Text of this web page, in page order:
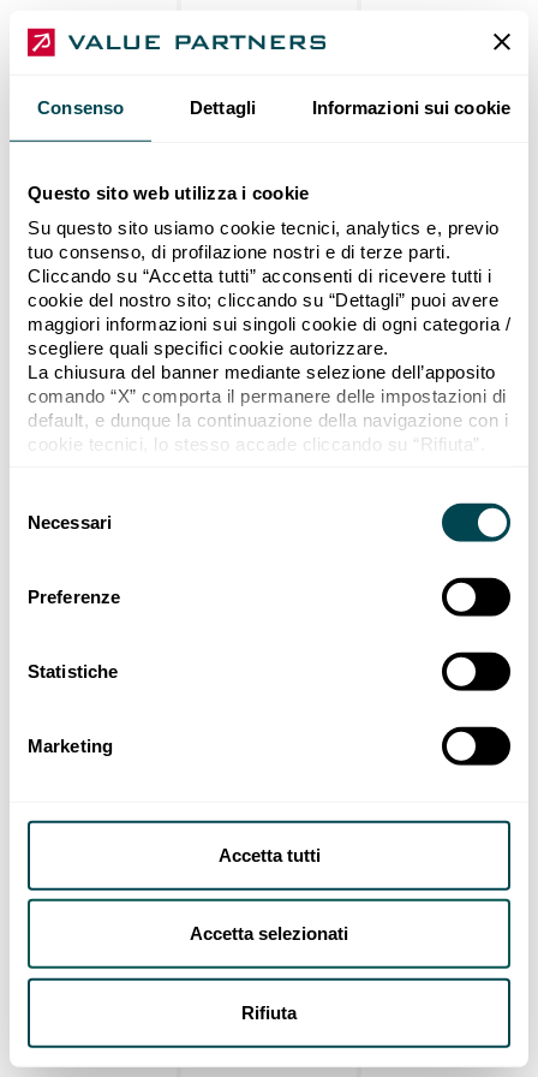
Consenso Dettagli Informazioni sui cookie
Questo sito web utilizza i cookie
Su questo sito usiamo cookie tecnici, analytics e, previo
tuo consenso, di profilazione nostri e di terze parti.
Cliccando su “Accetta tutti” acconsenti di ricevere tutti i
cookie del nostro sito; cliccando su “Dettagli” puoi avere
maggiori informazioni sui singoli cookie di ogni categoria /
scegliere quali specifici cookie autorizzare.
La chiusura del banner mediante selezione dell’apposito
comando “X” comporta il permanere delle impostazioni di
default, e dunque la continuazione della navigazione con i
cookie tecnici, lo stesso accade cliccando su “Rifiuta”.
Necessari
Preferenze
Statistiche
Marketing
Accetta tutti
Accetta selezionati
Rifiuta